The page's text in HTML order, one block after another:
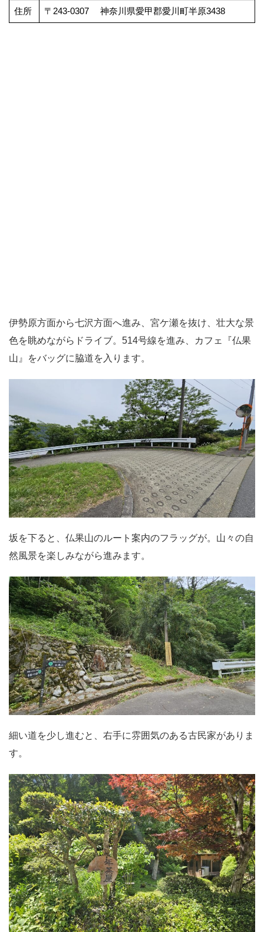
住所 〒243-0307 神奈川県愛甲郡愛川町半原3438
伊勢原方面から七沢方面へ進み、宮ケ瀬を抜け、壮大な景
色を眺めながらドライブ。514号線を進み、カフェ『仏果
山』をバッグに脇道を入ります。
坂を下ると、仏果山のルート案内のフラッグが。山々の自
然風景を楽しみながら進みます。
細い道を少し進むと、右手に雰囲気のある古民家がありま
す。